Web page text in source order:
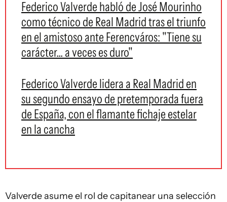
Federico Valverde habló de José Mourinho
como técnico de Real Madrid tras el triunfo
en el amistoso ante Ferencváros: "Tiene su
carácter... a veces es duro"
Federico Valverde lidera a Real Madrid en
su segundo ensayo de pretemporada fuera
de España, con el flamante fichaje estelar
en la cancha
Valverde asume el rol de capitanear una selección